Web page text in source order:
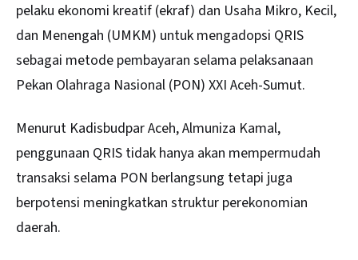
pelaku ekonomi kreatif (ekraf) dan Usaha Mikro, Kecil,
dan Menengah (UMKM) untuk mengadopsi QRIS
sebagai metode pembayaran selama pelaksanaan
Pekan Olahraga Nasional (PON) XXI Aceh-Sumut.
Menurut Kadisbudpar Aceh, Almuniza Kamal,
penggunaan QRIS tidak hanya akan mempermudah
transaksi selama PON berlangsung tetapi juga
berpotensi meningkatkan struktur perekonomian
daerah.